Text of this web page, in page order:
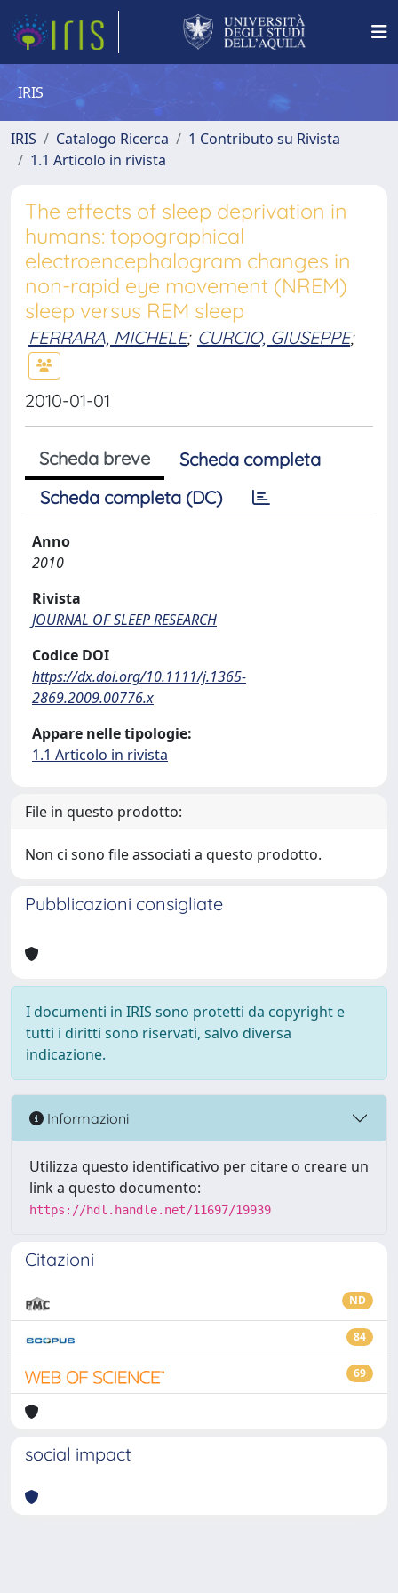
IRIS
IRIS Catalogo Ricerca
1 Contributo su Rivista
1.1 Articolo in rivista
The effects of sleep deprivation in
humans: topographical
electroencephalogram changes in
non-rapid eye movement (NREM)
sleep versus REM sleep
FERRARA, MICHELE; CURCIO, GIUSEPPE;
2010-01-01
Scheda breve
Scheda completa
Scheda completa (DC)
Anno
2010
Rivista
JOURNAL OF SLEEP RESEARCH
Codice DOI
https://dx.doi.org/10.1111/j.1365-
2869.2009.00776.x
Appare nelle tipologie:
1.1 Articolo in rivista
File in questo prodotto:
Non ci sono file associati a questo prodotto.
Pubblicazioni consigliate
I documenti in IRIS sono protetti da copyright e
tutti i diritti sono riservati, salvo diversa
indicazione.
Informazioni
Utilizza questo identificativo per citare o creare un
link a questo documento:
https://hdl.handle.net/11697/19939
Citazioni
ND
84
69
social impact